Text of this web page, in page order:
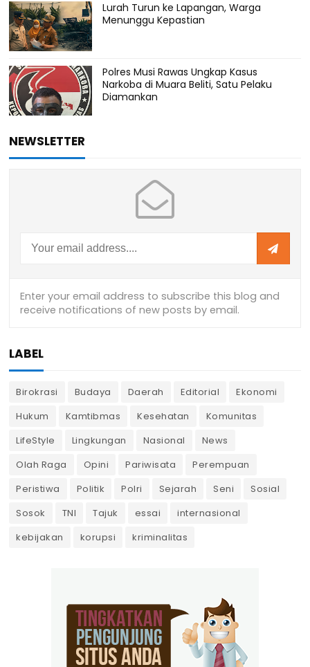
Lurah Turun ke Lapangan, Warga
Menunggu Kepastian
Polres Musi Rawas Ungkap Kasus
Narkoba di Muara Beliti, Satu Pelaku
Diamankan
NEWSLETTER
LABEL
Birokrasi Budaya Daerah Editorial
Ekonomi
Hukum
Kamtibmas Kesehatan
Komunitas
LifeStyle
Lingkungan Nasional
News
Olah Raga
Opini Pariwisata
Perempuan
Peristiwa
Politik Polri Sejarah Seni
Sosial
Sosok
TNI Tajuk essai
internasional
kebijakan
korupsi kriminalitas